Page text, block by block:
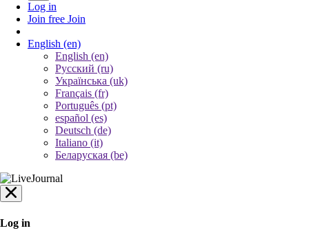
Log in
Join free Join
English (en)
English (en)
Русский (ru)
Українська (uk)
Français (fr)
Português (pt)
español (es)
Deutsch (de)
Italiano (it)
Беларуская (be)
Log in